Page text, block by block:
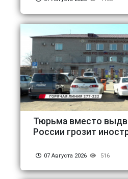
Тюрьма вместо
России грозит
07 Августа 2026 516